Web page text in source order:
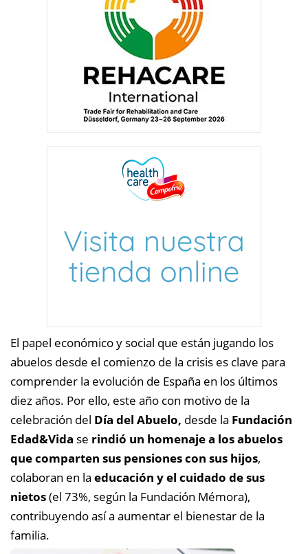
El papel económico y social que están jugando los
abuelos desde el comienzo de la crisis es clave para
comprender la evolución de España en los últimos
diez años. Por ello, este año con motivo de la
celebración del Día del Abuelo, desde la Fundación
Edad&Vida se rindió un homenaje a los abuelos
que comparten sus pensiones con sus hijos,
colaboran en la educación y el cuidado de sus
nietos(el 73%, según la Fundación Mémora),
contribuyendo así a aumentar el bienestar de la
familia.